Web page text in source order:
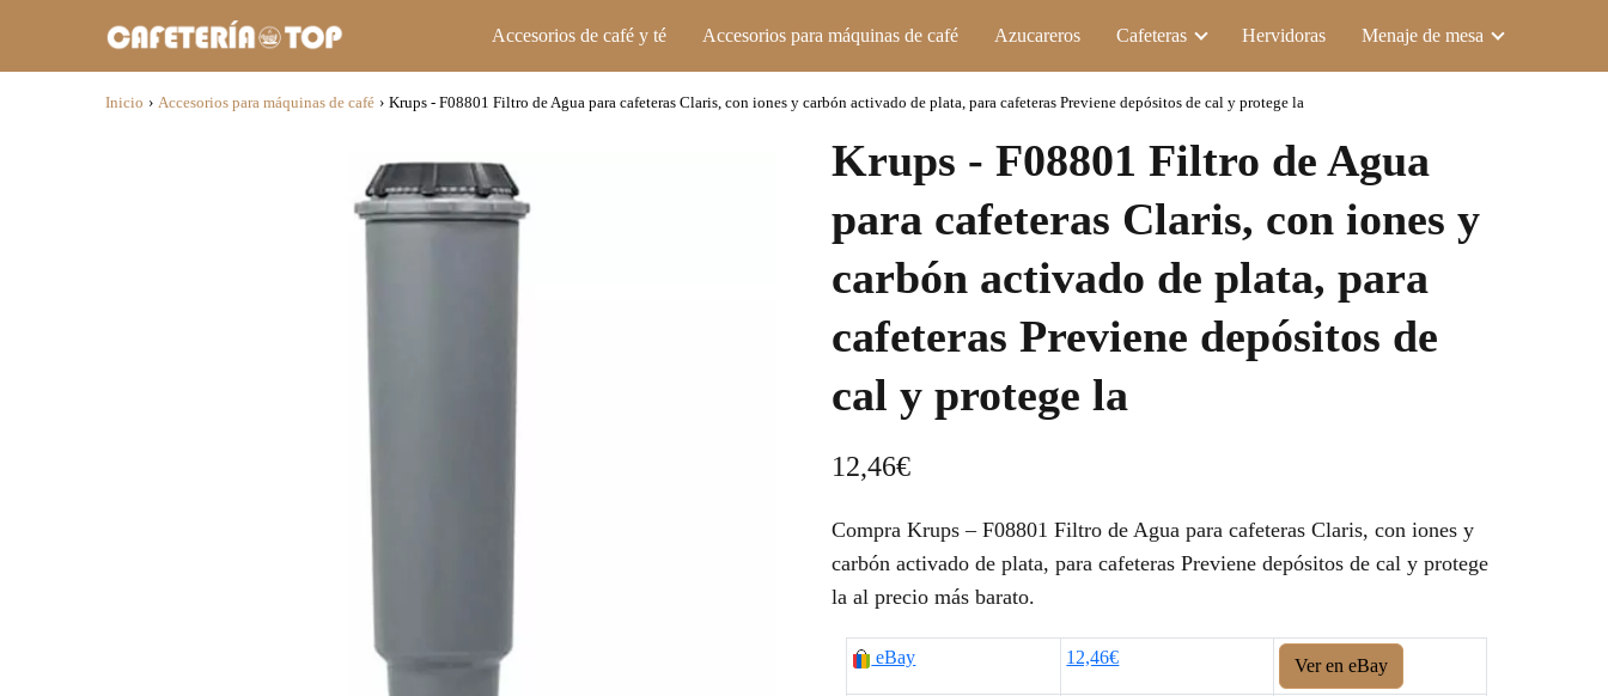
Accesorios de café y té Accesorios para máquinas de café Azucareros Cafeteras Hervidoras Menaje de mesa
Inicio › Accesorios para máquinas de café › Krups - F08801 Filtro de Agua para cafeteras Claris, con iones y carbón activado de plata, para cafeteras Previene depósitos de cal y protege la
Krups - F08801 Filtro de Agua
para cafeteras Claris, con iones y
carbón activado de plata, para
cafeteras Previene depósitos de
cal y protege la
12,46€
Compra Krups – F08801 Filtro de Agua para cafeteras Claris, con iones y
carbón activado de plata, para cafeteras Previene depósitos de cal y protege
la al precio más barato.
eBay 12,46€ Ver en eBay